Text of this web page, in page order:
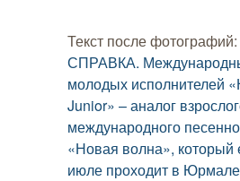
Текст после фотографий:
СПРАВКА.
молодых исполнителей
Junior» – аналог
международного
«Новая волна», который
июле проходит в